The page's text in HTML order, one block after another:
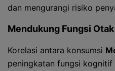
dan mengurangi risiko
Mendukung Fungsi Otak
Korelasi antara konsumsi
peningkatan fungsi kognitif